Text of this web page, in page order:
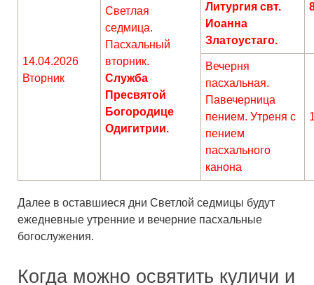
14.04.2026
Вторник
Светлая
седмица.
Пасхальный
вторник.
Служба
Пресвятой
Богородице
Одигитрии.
Литургия свт.
Иоанна
Златоустаго.
Вечерня
пасхальная.
Павечерница
пением. Утреня с
пением
пасхального
канона
Далее в оставшиеся дни Светлой седмицы будут
ежедневные утренние и вечерние пасхальные
богослужения.
Когда можно освятить куличи и